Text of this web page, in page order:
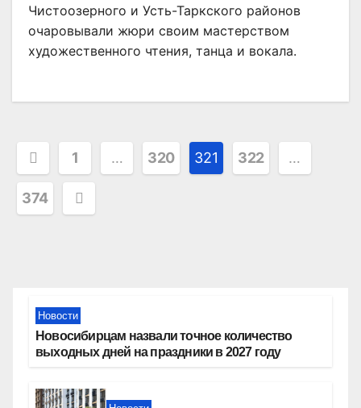
Чистоозерного и Усть-Таркского районов
очаровывали жюри своим мастерством
художественного чтения, танца и вокала.
Пагинация
записей
1 … 320 321 322 …
374
Новости
Новосибирцам назвали точное количество
выходных дней на праздники в 2027 году